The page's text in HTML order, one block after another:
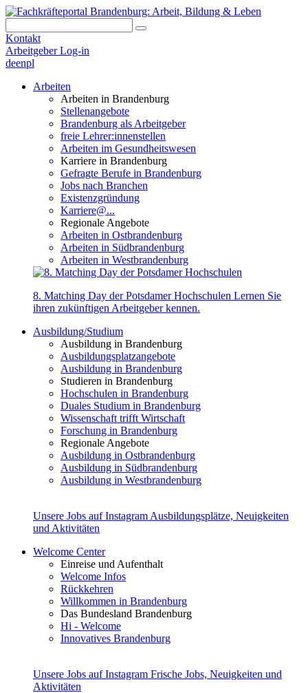
Kontakt
Arbeitgeber Log-in
deenpl
Arbeiten
Arbeiten in Brandenburg
Stellenangebote
Brandenburg als Arbeitgeber
freie Lehrer:innenstellen
Arbeiten im Gesundheitswesen
Karriere in Brandenburg
Gefragte Berufe in Brandenburg
Jobs nach Branchen
Existenzgründung
Karriere@...
Regionale Angebote
Arbeiten in Ostbrandenburg
Arbeiten in Südbrandenburg
Arbeiten in Westbrandenburg
8. Matching Day der Potsdamer Hochschulen Lernen Sie
ihren zukünftigen Arbeitgeber kennen.
Ausbildung/Studium
Ausbildung in Brandenburg
Ausbildungsplatzangebote
Ausbildung in Brandenburg
Studieren in Brandenburg
Hochschulen in Brandenburg
Duales Studium in Brandenburg
Wissenschaft trifft Wirtschaft
Forschung in Brandenburg
Regionale Angebote
Ausbildung in Ostbrandenburg
Ausbildung in Südbrandenburg
Ausbildung in Westbrandenburg
Unsere Jobs auf Instagram Ausbildungsplätze, Neuigkeiten
und Aktivitäten
Welcome Center
Einreise und Aufenthalt
Welcome Infos
Rückkehren
Willkommen in Brandenburg
Das Bundesland Brandenburg
Hi - Welcome
Innovatives Brandenburg
Unsere Jobs auf Instagram Frische Jobs, Neuigkeiten und
Aktivitäten